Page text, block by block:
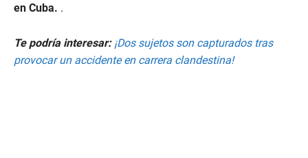
en Cuba. .
Te podría interesar: ¡Dos sujetos son capturados tras
provocar un accidente en carrera clandestina!